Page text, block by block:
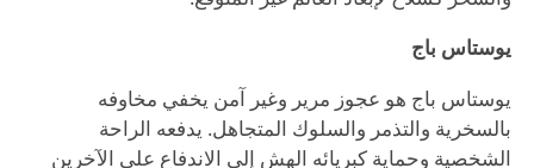
يوستاس باج
يوستاس باج هو عجوز مرير وغير آمن يخفي مخاوفه
بالسخرية والتذمر والسلوك المتجاهل. يدفعه الراحة
الشخصية وحماية كبريائه الهش إلى الاندفاع على الآخرين